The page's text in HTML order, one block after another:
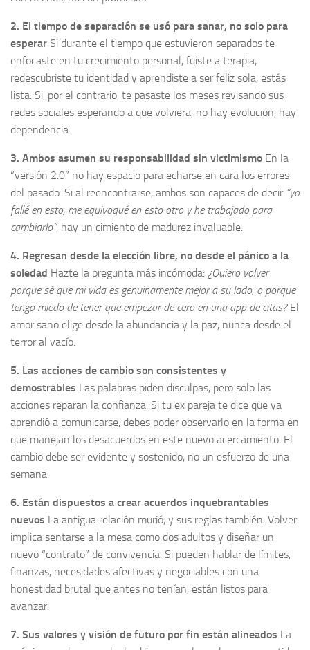
2. El tiempo de separación se usó para sanar, no solo para
esperar Si durante el tiempo que estuvieron separados te
enfocaste en tu crecimiento personal, fuiste a terapia,
redescubriste tu identidad y aprendiste a ser feliz sola, estás
lista. Si, por el contrario, te pasaste los meses revisando sus
redes sociales esperando a que volviera, no hay evolución, hay
dependencia.
3. Ambos asumen su responsabilidad sin victimismo En la
“versión 2.0” no hay espacio para echarse en cara los errores
del pasado. Si al reencontrarse, ambos son capaces de decir “yo
fallé en esto, me equivoqué en esto otro y he trabajado para
cambiarlo”, hay un cimiento de madurez invaluable.
4. Regresan desde la elección libre, no desde el pánico a la
soledad Hazte la pregunta más incómoda: ¿Quiero volver
porque sé que mi vida es genuinamente mejor a su lado, o porque
tengo miedo de tener que empezar de cero en una app de citas?El
amor sano elige desde la abundancia y la paz, nunca desde el
terror al vacío.
5. Las acciones de cambio son consistentes y
demostrables Las palabras piden disculpas, pero solo las
acciones reparan la confianza. Si tu ex pareja te dice que ya
aprendió a comunicarse, debes poder observarlo en la forma en
que manejan los desacuerdos en este nuevo acercamiento. El
cambio debe ser evidente y sostenido, no un esfuerzo de una
semana.
6. Están dispuestos a crear acuerdos inquebrantables
nuevos La antigua relación murió, y sus reglas también. Volver
implica sentarse a la mesa como dos adultos y diseñar un
nuevo “contrato” de convivencia. Si pueden hablar de límites,
finanzas, necesidades afectivas y negociables con una
honestidad brutal que antes no tenían, están listos para
avanzar.
7. Sus valores y visión de futuro por fin están alineados La